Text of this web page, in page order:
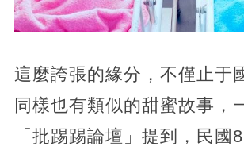
這麼誇張的緣分，不僅止于
同樣也有類似的甜蜜故事，
「批踢踢論壇」提到，民國